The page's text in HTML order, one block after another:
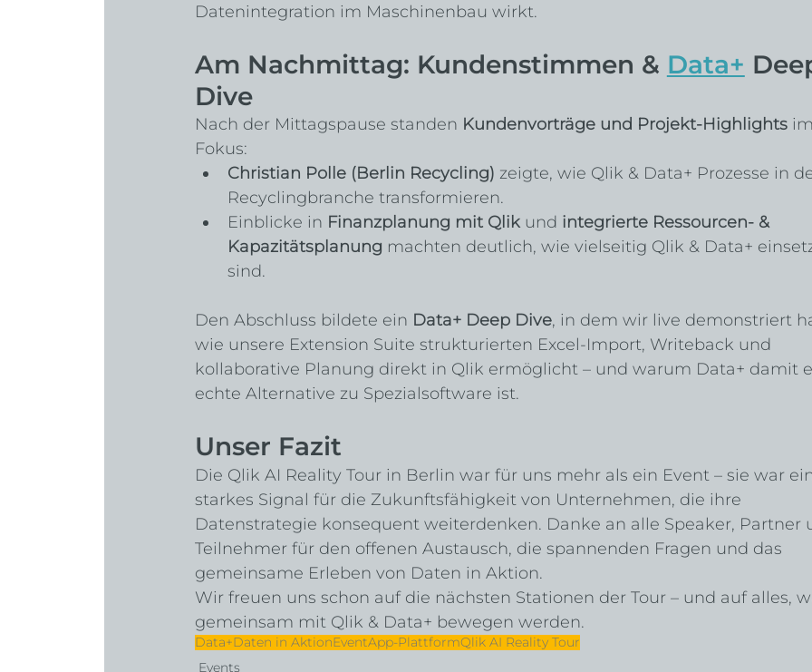
Datenintegration im Maschinenbau wirkt.
Am Nachmittag: Kundenstimmen & Data+
Dive
Nach der Mittagspause standen Kundenvorträge und Projekt-Highlights im
Fokus:
Christian Polle (Berlin Recycling) zeigte, wie Qlik & Data+ Prozesse in
Recyclingbranche transformieren.
Einblicke in Finanzplanung mit Qlik und integrierte Ressourcen- &
Kapazitätsplanung machten deutlich, wie vielseitig Qlik & Data+
sind.
Den Abschluss bildete ein Data+ Deep Dive, in dem wir live demonstriert
wie unsere Extension Suite strukturierten Excel-Import, Writeback und
kollaborative Planung direkt in Qlik ermöglicht – und warum Data+ damit
echte Alternative zu Spezialsoftware ist.
Unser Fazit
Die Qlik AI Reality Tour in Berlin war für uns mehr als ein Event – sie war
starkes Signal für die Zukunftsfähigkeit von Unternehmen, die ihre
Datenstrategie konsequent weiterdenken. Danke an alle Speaker, Partner
Teilnehmer für den offenen Austausch, die spannenden Fragen und das
gemeinsame Erleben von Daten in Aktion.
Wir freuen uns schon auf die nächsten Stationen der Tour – und auf alles,
gemeinsam mit Qlik & Data+ bewegen werden.
Data+Daten in AktionEventApp-PlattformQlik AI Reality Tour
Events